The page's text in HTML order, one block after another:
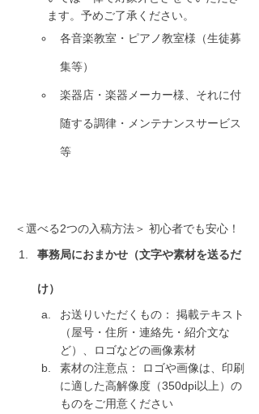
ます。予めご了承ください。
各音楽教室・ピアノ教室様（生徒募
集等）
楽器店・楽器メーカー様、それに付
随する調律・メンテナンスサービス
等
＜選べる2つの入稿方法＞ 初心者でも安心！
事務局におまかせ（文字や素材を送るだ
け）
お送りいただくもの： 掲載テキスト
（屋号・住所・連絡先・紹介文な
ど）、ロゴなどの画像素材
素材の注意点： ロゴや画像は、印刷
に適した高解像度（350dpi以上）の
ものをご用意ください